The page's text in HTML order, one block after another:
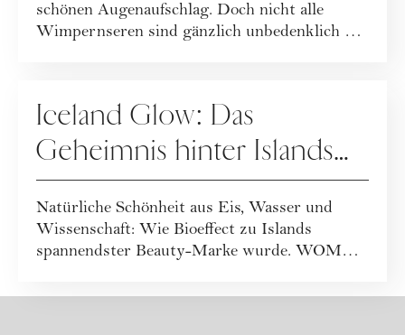
schönen Augenaufschlag. Doch nicht alle
Wimpernseren sind gänzlich unbedenklich …
Iceland Glow: Das
Geheimnis hinter Islands
spannendster Beautymarke
Natürliche Schönheit aus Eis, Wasser und
Wissenschaft: Wie Bioeffect zu Islands
spannendster Beauty-Marke wurde. WOMAN